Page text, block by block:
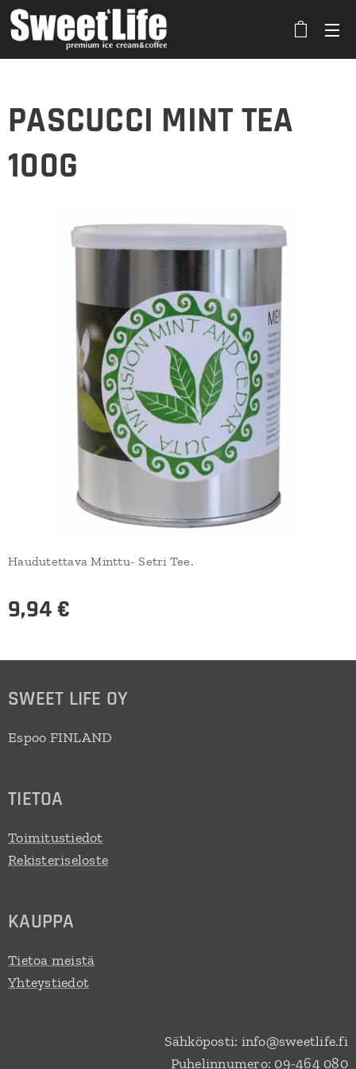
PASCUCCI MINT TEA
100G
Haudutettava Minttu- Setri Tee.
9,94€
SWEET LIFE OY
Espoo FINLAND
TIETOA
Toimitustiedot
Rekisteriseloste
KAUPPA
Tietoa meistä
Yhteystiedot
Sähköposti: info@sweetlife.fi
Puhelinnumero: 09-464 080